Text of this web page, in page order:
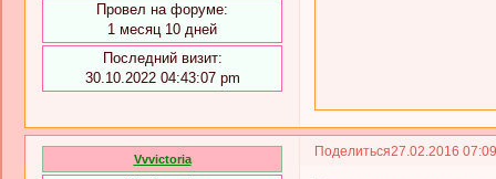
Провел на форуме:
1 месяц 10 дней
Последний визит:
30.10.2022 04:43:07 pm
Поделиться27.02.2016
Vvvictoria